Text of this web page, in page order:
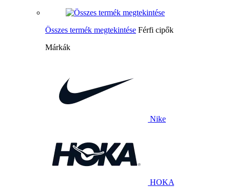
Összes termék megtekintése Férfi cipők
Márkák
Nike
HOKA